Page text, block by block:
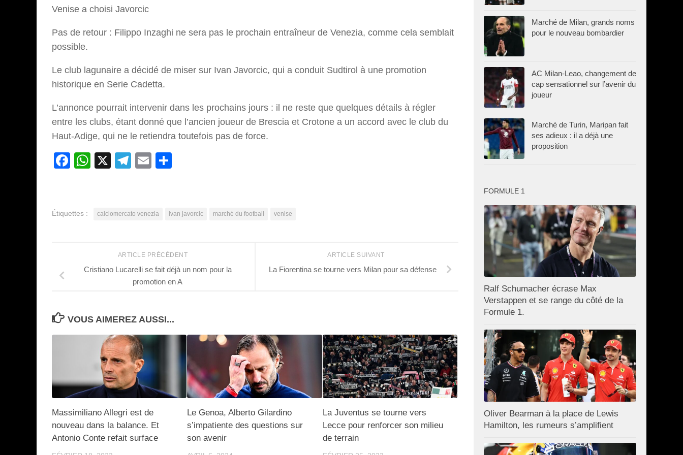
Venise a choisi Javorcic
Pas de retour : Filippo Inzaghi ne sera pas le prochain entraîneur de Venezia, comme cela semblait
possible.
Le club lagunaire a décidé de miser sur Ivan Javorcic, qui a conduit Sudtirol à une promotion
historique en Serie Cadetta.
L’annonce pourrait intervenir dans les prochains jours : il ne reste que quelques détails à régler
entre les clubs, étant donné que l’ancien joueur de Brescia et Crotone a un accord avec le club du
Haut-Adige, qui ne le retiendra toutefois pas de force.
Facebook
WhatsApp
X Telegram
Email
Étiquettes : calciomercato venezia ivan javorcic marché du football venise
ARTICLE SUIVANT
La Fiorentina se tourne vers Milan pour sa défense
ARTICLE PRÉCÉDENT
Cristiano Lucarelli se fait déjà un nom pour la
promotion en A
VOUS AIMEREZ AUSSI...
Massimiliano Allegri est de
nouveau dans la balance. Et
Antonio Conte refait surface
Le Genoa, Alberto Gilardino
s’impatiente des questions sur
son avenir
La Juventus se tourne vers
Lecce pour renforcer son milieu
de terrain
Marché de Milan, grands noms
pour le nouveau bombardier
AC Milan-Leao, changement de
cap sensationnel sur l’avenir du
joueur
Marché de Turin, Maripan fait
ses adieux : il a déjà une
proposition
FORMULE 1
Ralf Schumacher écrase Max
Verstappen et se range du côté de la
Formule 1.
Oliver Bearman à la place de Lewis
Hamilton, les rumeurs s’amplifient